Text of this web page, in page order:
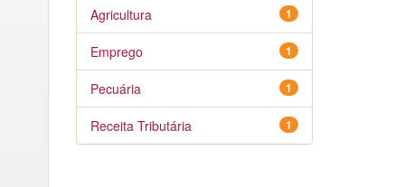
1
Agricultura
1
Emprego
1
Pecuária
1
Receita Tributária